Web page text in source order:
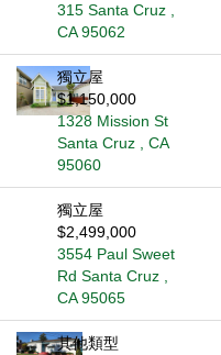
315 Santa Cruz ,
CA 95062
獨立屋
$1,150,000
1328 Mission St
Santa Cruz , CA
95060
獨立屋
$2,499,000
3554 Paul Sweet
Rd Santa Cruz ,
CA 95065
其他類型